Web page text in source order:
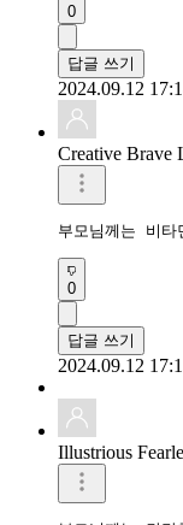
0
답글 쓰기
2024.09.12
Creative Brave
부모님께는 비
0
답글 쓰기
2024.09.12
Illustrious